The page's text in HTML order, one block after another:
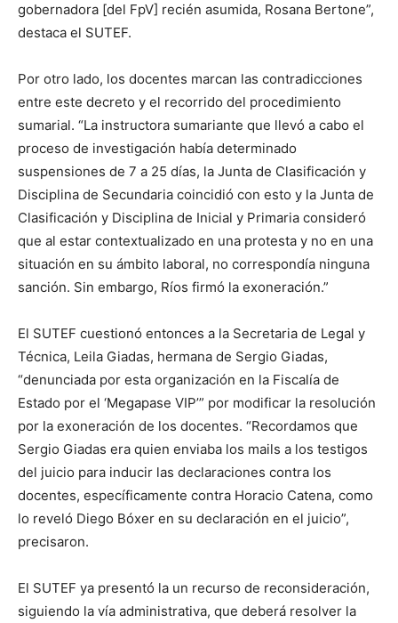
gobernadora [del FpV] recién asumida, Rosana Bertone”,
destaca el SUTEF.
Por otro lado, los docentes marcan las contradicciones
entre este decreto y el recorrido del procedimiento
sumarial. “La instructora sumariante que llevó a cabo el
proceso de investigación había determinado
suspensiones de 7 a 25 días, la Junta de Clasificación y
Disciplina de Secundaria coincidió con esto y la Junta de
Clasificación y Disciplina de Inicial y Primaria consideró
que al estar contextualizado en una protesta y no en una
situación en su ámbito laboral, no correspondía ninguna
sanción. Sin embargo, Ríos firmó la exoneración.”
El SUTEF cuestionó entonces a la Secretaria de Legal y
Técnica, Leila Giadas, hermana de Sergio Giadas,
“denunciada por esta organización en la Fiscalía de
Estado por el ‘Megapase VIP’” por modificar la resolución
por la exoneración de los docentes. “Recordamos que
Sergio Giadas era quien enviaba los mails a los testigos
del juicio para inducir las declaraciones contra los
docentes, específicamente contra Horacio Catena, como
lo reveló Diego Bóxer en su declaración en el juicio”,
precisaron.
El SUTEF ya presentó la un recurso de reconsideración,
siguiendo la vía administrativa, que deberá resolver la